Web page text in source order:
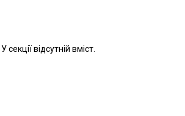
У секції відсутній вміст.